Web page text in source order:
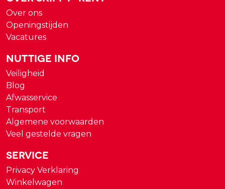
Over ons
Openingstijden
Vacatures
Nuttige Info
Veiligheid
Blog
Afwasservice
Transport
Algemene voorwaarden
Veel gestelde vragen
Service
Privacy Verklaring
Winkelwagen